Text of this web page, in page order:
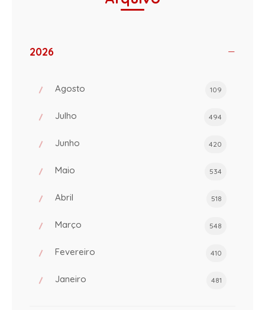
2026
Agosto 109
Julho 494
Junho 420
Maio 534
Abril 518
Março 548
Fevereiro 410
Janeiro 481